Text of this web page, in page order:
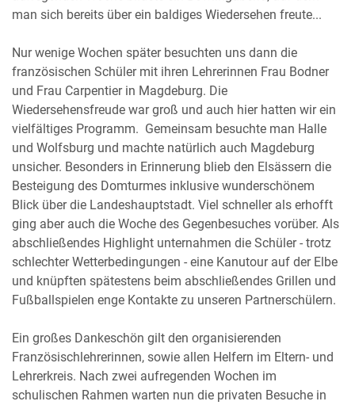
man sich bereits über ein baldiges Wiedersehen freute...
Nur wenige Wochen später besuchten uns dann die
französischen Schüler mit ihren Lehrerinnen Frau Bodner
und Frau Carpentier in Magdeburg. Die
Wiedersehensfreude war groß und auch hier hatten wir ein
vielfältiges Programm. Gemeinsam besuchte man Halle
und Wolfsburg und machte natürlich auch Magdeburg
unsicher. Besonders in Erinnerung blieb den Elsässern die
Besteigung des Domturmes inklusive wunderschönem
Blick über die Landeshauptstadt. Viel schneller als erhofft
ging aber auch die Woche des Gegenbesuches vorüber. Als
abschließendes Highlight unternahmen die Schüler - trotz
schlechter Wetterbedingungen - eine Kanutour auf der Elbe
und knüpften spätestens beim abschließendes Grillen und
Fußballspielen enge Kontakte zu unseren Partnerschülern.
Ein großes Dankeschön gilt den organisierenden
Französischlehrerinnen, sowie allen Helfern im Eltern- und
Lehrerkreis. Nach zwei aufregenden Wochen im
schulischen Rahmen warten nun die privaten Besuche in